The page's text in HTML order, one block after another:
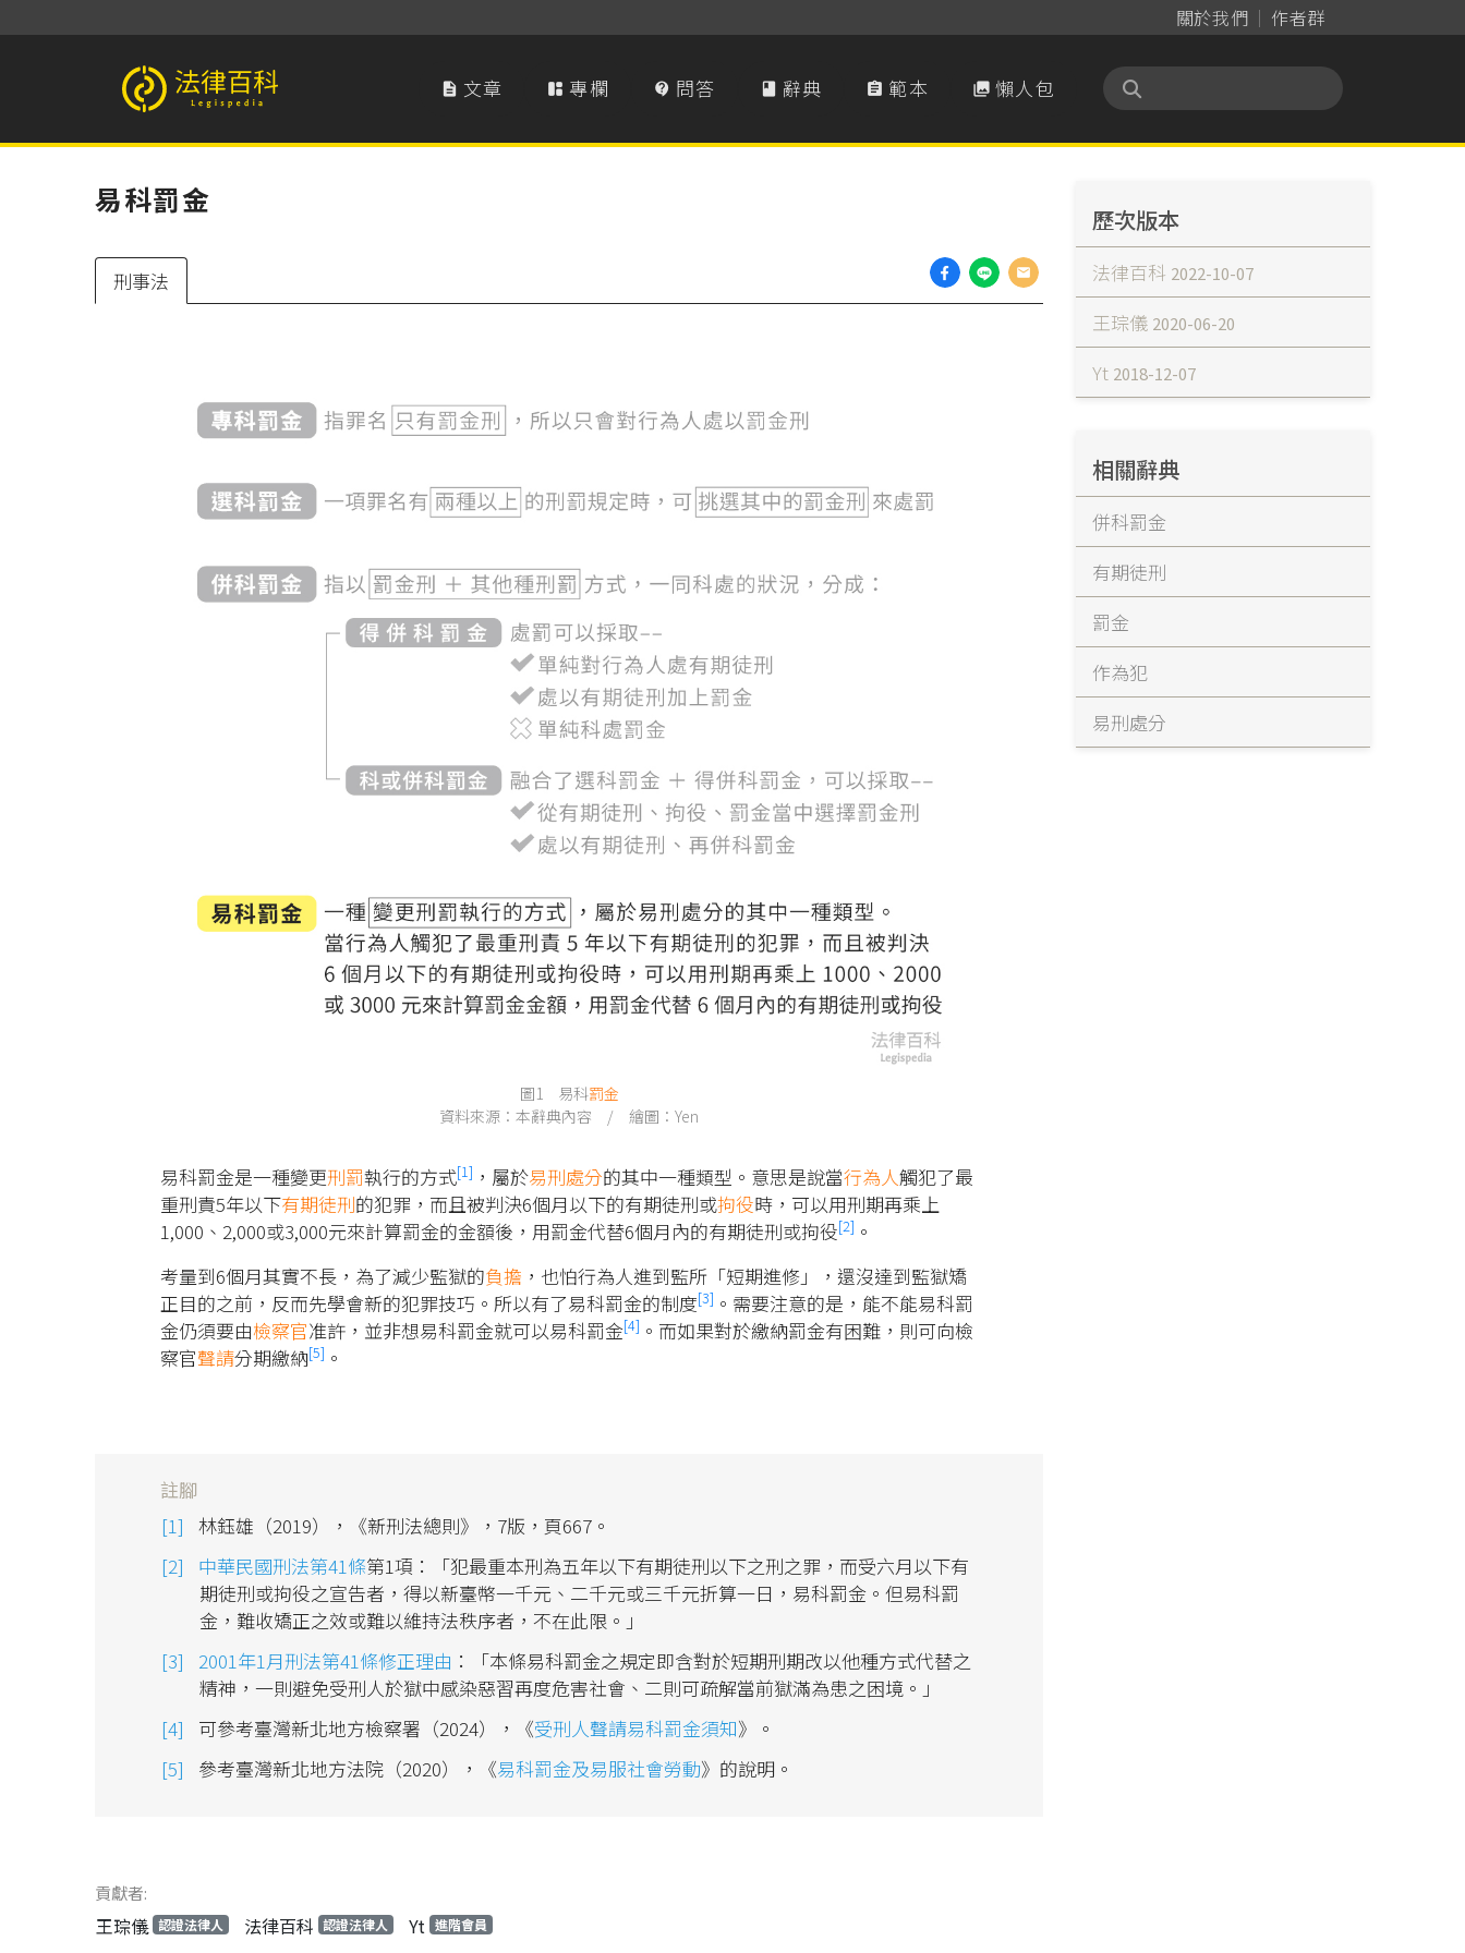
關於我們 作者群
法律百科 Legispedia  文章  專欄  問答  辭典  範本  懶人包
易科罰金
刑事法
圖1 易科罰金
資料來源：本辭典內容 / 繪圖：Yen
易科罰金是一種變更刑罰執行的方式[1] ，屬於易刑處分的其中一種類型。意思是說當行為人觸犯了最
重刑責5年以下有期徒刑的犯罪，而且被判決6個月以下的有期徒刑或拘役時，可以用刑期再乘上
1,000、2,000或3,000元來計算罰金的金額後，用罰金代替6個月內的有期徒刑或拘役[2] 。
考量到6個月其實不長，為了減少監獄的負擔 ，也怕行為人進到監所「短期進修」，還沒達到監獄矯
正目的之前，反而先學會新的犯罪技巧。所以有了易科罰金的制度[3] 。需要注意的是，能不能易科罰
金仍須要由檢察官准許，並非想易科罰金就可以易科罰金[4] 。而如果對於繳納罰金有困難，則可向檢
察官聲請分期繳納[5] 。
註腳
林鈺雄（2019），《新刑法總則》，7版，頁667。
中華民國刑法第41條第1項：「犯最重本刑為五年以下有期徒刑以下之刑之罪，而受六月以下有
期徒刑或拘役之宣告者，得以新臺幣一千元、二千元或三千元折算一日，易科罰金。但易科罰
金，難收矯正之效或難以維持法秩序者，不在此限。」
2001年1月刑法第41條修正理由 ：「本條易科罰金之規定即含對於短期刑期改以他種方式代替之
精神，一則避免受刑人於獄中感染惡習再度危害社會、二則可疏解當前獄滿為患之困境。」
可參考臺灣新北地方檢察署（2024），《受刑人聲請易科罰金須知》。
參考臺灣新北地方法院（2020），《易科罰金及易服社會勞動》的說明。
貢獻者:
王琮儀 認證法律人 法律百科 認證法律人 Yt 進階會員
歷次版本
法律百科 2022-10-07
王琮儀 2020-06-20
Yt 2018-12-07
相關辭典
併科罰金
有期徒刑
罰金
作為犯
易刑處分